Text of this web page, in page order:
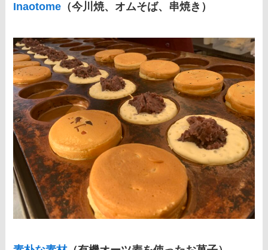
Inaotome （今川焼、オムそば、串焼き）